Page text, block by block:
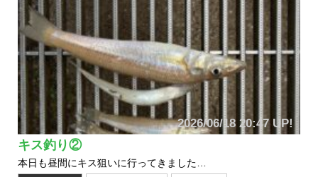
2026/06/18 20:47 UP!
キス釣り②
本日も昼間にキス狙いに行ってきました…